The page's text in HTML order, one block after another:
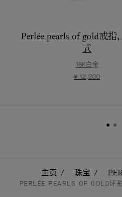
Perlée pearls of gold戒指
式
18K白金
¥ 12,200
主页 珠宝
PERLÉE PEARLS OF GOLD环